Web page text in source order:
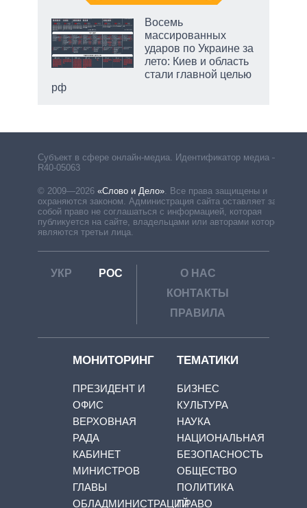
Восемь
массированных
ударов по Украине за
лето: Киев и область
стали главной целью
рф
Субъект в сфере онлайн-медиа. Идентификатор медиа –
R40-05063
© 2009—2026 «Слово и Дело». Все права защищены и
охраняются законом. Администрация сайта оставляет за
собой право не соглашаться с информацией, которая
публикуется на сайте, владельцами или авторами которой
являются третьи лица.
УКР РОС
О НАС
КОНТАКТЫ
ПРАВИЛА
МОНИТОРИНГ
ПРЕЗИДЕНТ И
ОФИС
ВЕРХОВНАЯ
РАДА
КАБИНЕТ
МИНИСТРОВ
ГЛАВЫ
ОБЛАДМИНИСТРАЦИЙ
ТЕМАТИКИ
БИЗНЕС
КУЛЬТУРА
НАУКА
НАЦИОНАЛЬНАЯ
БЕЗОПАСНОСТЬ
ОБЩЕСТВО
ПОЛИТИКА
ПРАВО